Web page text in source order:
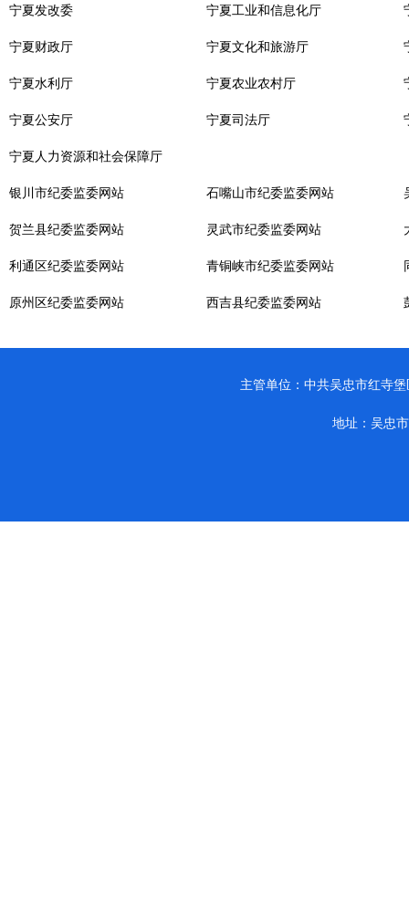
宁夏发改委 宁夏工业和信息化厅
宁夏财政厅 宁夏文化和旅游厅
宁夏水利厅 宁夏农业农村厅
宁夏公安厅 宁夏司法厅
宁夏人力资源和社会保障厅
银川市纪委监委网站 石嘴山市纪委监委网站
贺兰县纪委监委网站 灵武市纪委监委网站
利通区纪委监委网站 青铜峡市纪委监委网站
原州区纪委监委网站 西吉县纪委监委网站
主管单位：中共吴忠市红寺
地址：吴忠